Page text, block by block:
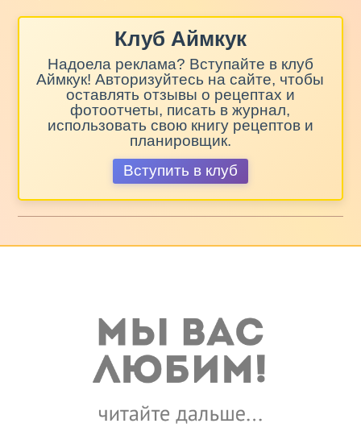
Клуб Аймкук
Надоела реклама? Вступайте в клуб
Аймкук! Авторизуйтесь на сайте, чтобы
оставлять отзывы о рецептах и
фотоотчеты, писать в журнал,
использовать свою книгу рецептов и
планировщик.
Вступить в клуб